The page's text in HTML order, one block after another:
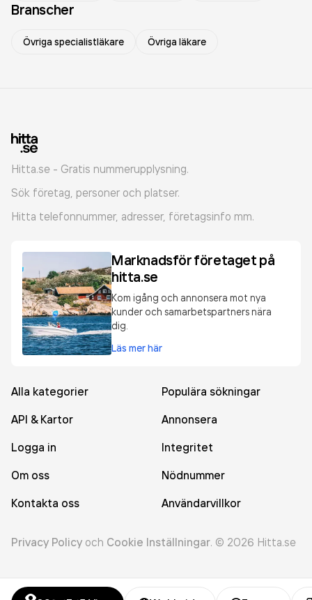
Branscher
Övriga specialistläkare Övriga läkare
Hitta.se - Gratis nummerupplysning.
Sök företag, personer och platser.
Hitta telefonnummer, adresser, företagsinfo mm.
Marknadsför företaget på
hitta.se
Kom igång och annonsera mot nya
kunder och samarbetspartners nära
dig.
Läs mer här
Alla kategorier
Populära sökningar
API & Kartor
Annonsera
Logga in
Integritet
Om oss
Nödnummer
Kontakta oss
Användarvillkor
Privacy Policy och Cookie Inställningar. © 2026 Hitta.se